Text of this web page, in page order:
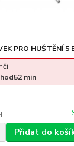
PRO HUŠTĚNÍ 5
hod52 min
Přidat do